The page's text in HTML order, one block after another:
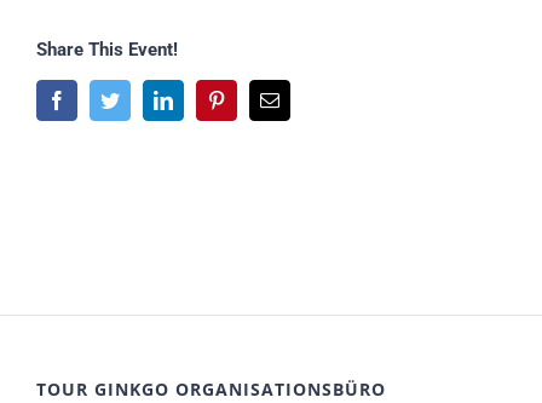
Share This Event!
FacebookTwitterLinkedInPinterestE-
Mail
TOUR GINKGO ORGANISATIONSBÜRO